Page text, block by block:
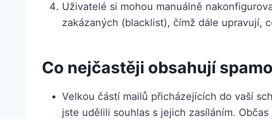
Uživatelé si mohou manuálně
zakázaných (blacklist), čímž dále upravují,
Co nejčastěji obsahují
Velkou částí mailů přicházejících do vaší
jste udělili souhlas s jejich zasíláním.